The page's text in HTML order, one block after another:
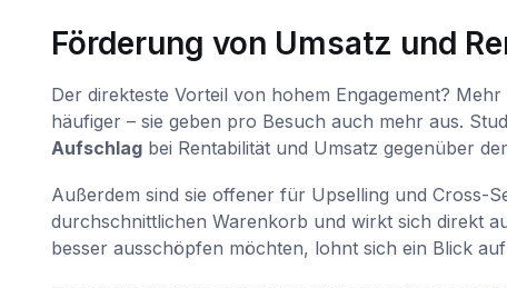
Förderung von Umsatz und
Der direkteste Vorteil von hohem Engagement?
häufiger – sie geben pro Besuch auch mehr aus.
Aufschlagbei Rentabilität und Umsatz gegenüber
Außerdem sind sie offener für Upselling und Cross-
durchschnittlichen Warenkorb und wirkt sich direkt
besser ausschöpfen möchten, lohnt sich ein Blick